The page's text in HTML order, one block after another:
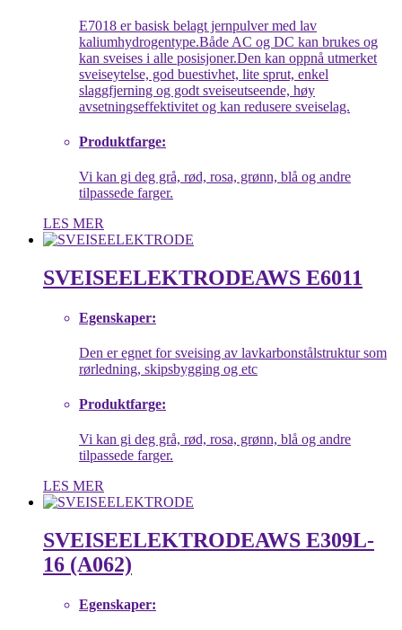
E7018 er basisk belagt jernpulver med lav
kaliumhydrogentype.Både AC og DC kan brukes og
kan sveises i alle posisjoner.Den kan oppnå utmerket
sveiseytelse, god buestivhet, lite sprut, enkel
slaggfjerning og godt sveiseutseende, høy
avsetningseffektivitet og kan redusere sveiselag.
Produktfarge:
Vi kan gi deg grå, rød, rosa, grønn, blå og andre
tilpassede farger.
LES MER
SVEISEELEKTRODEAWS E6011
Egenskaper:
Den er egnet for sveising av lavkarbonstålstruktur som
rørledning, skipsbygging og etc
Produktfarge:
Vi kan gi deg grå, rød, rosa, grønn, blå og andre
tilpassede farger.
LES MER
SVEISEELEKTRODEAWS E309L-
16 (A062)
Egenskaper: